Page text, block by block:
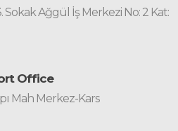
Ağgül İş Merkezi No: 2 Kat:
Office
Mah Merkez-Kars